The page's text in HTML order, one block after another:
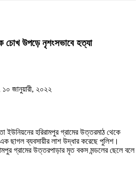
চোখ উপড়ে নৃশংসভাবে হত্যা
জানুয়ারী, ২০২২
ইউনিয়নের হরিরামপুর গ্রামের উত্তরমাঠ থেকে
ছাগল ব্যবসায়ীর লাশ উদ্ধার করেছে পুলিশ।
গ্রামের উত্তরপাড়ার মৃত বকস মন্ডলের ছেলে বলে